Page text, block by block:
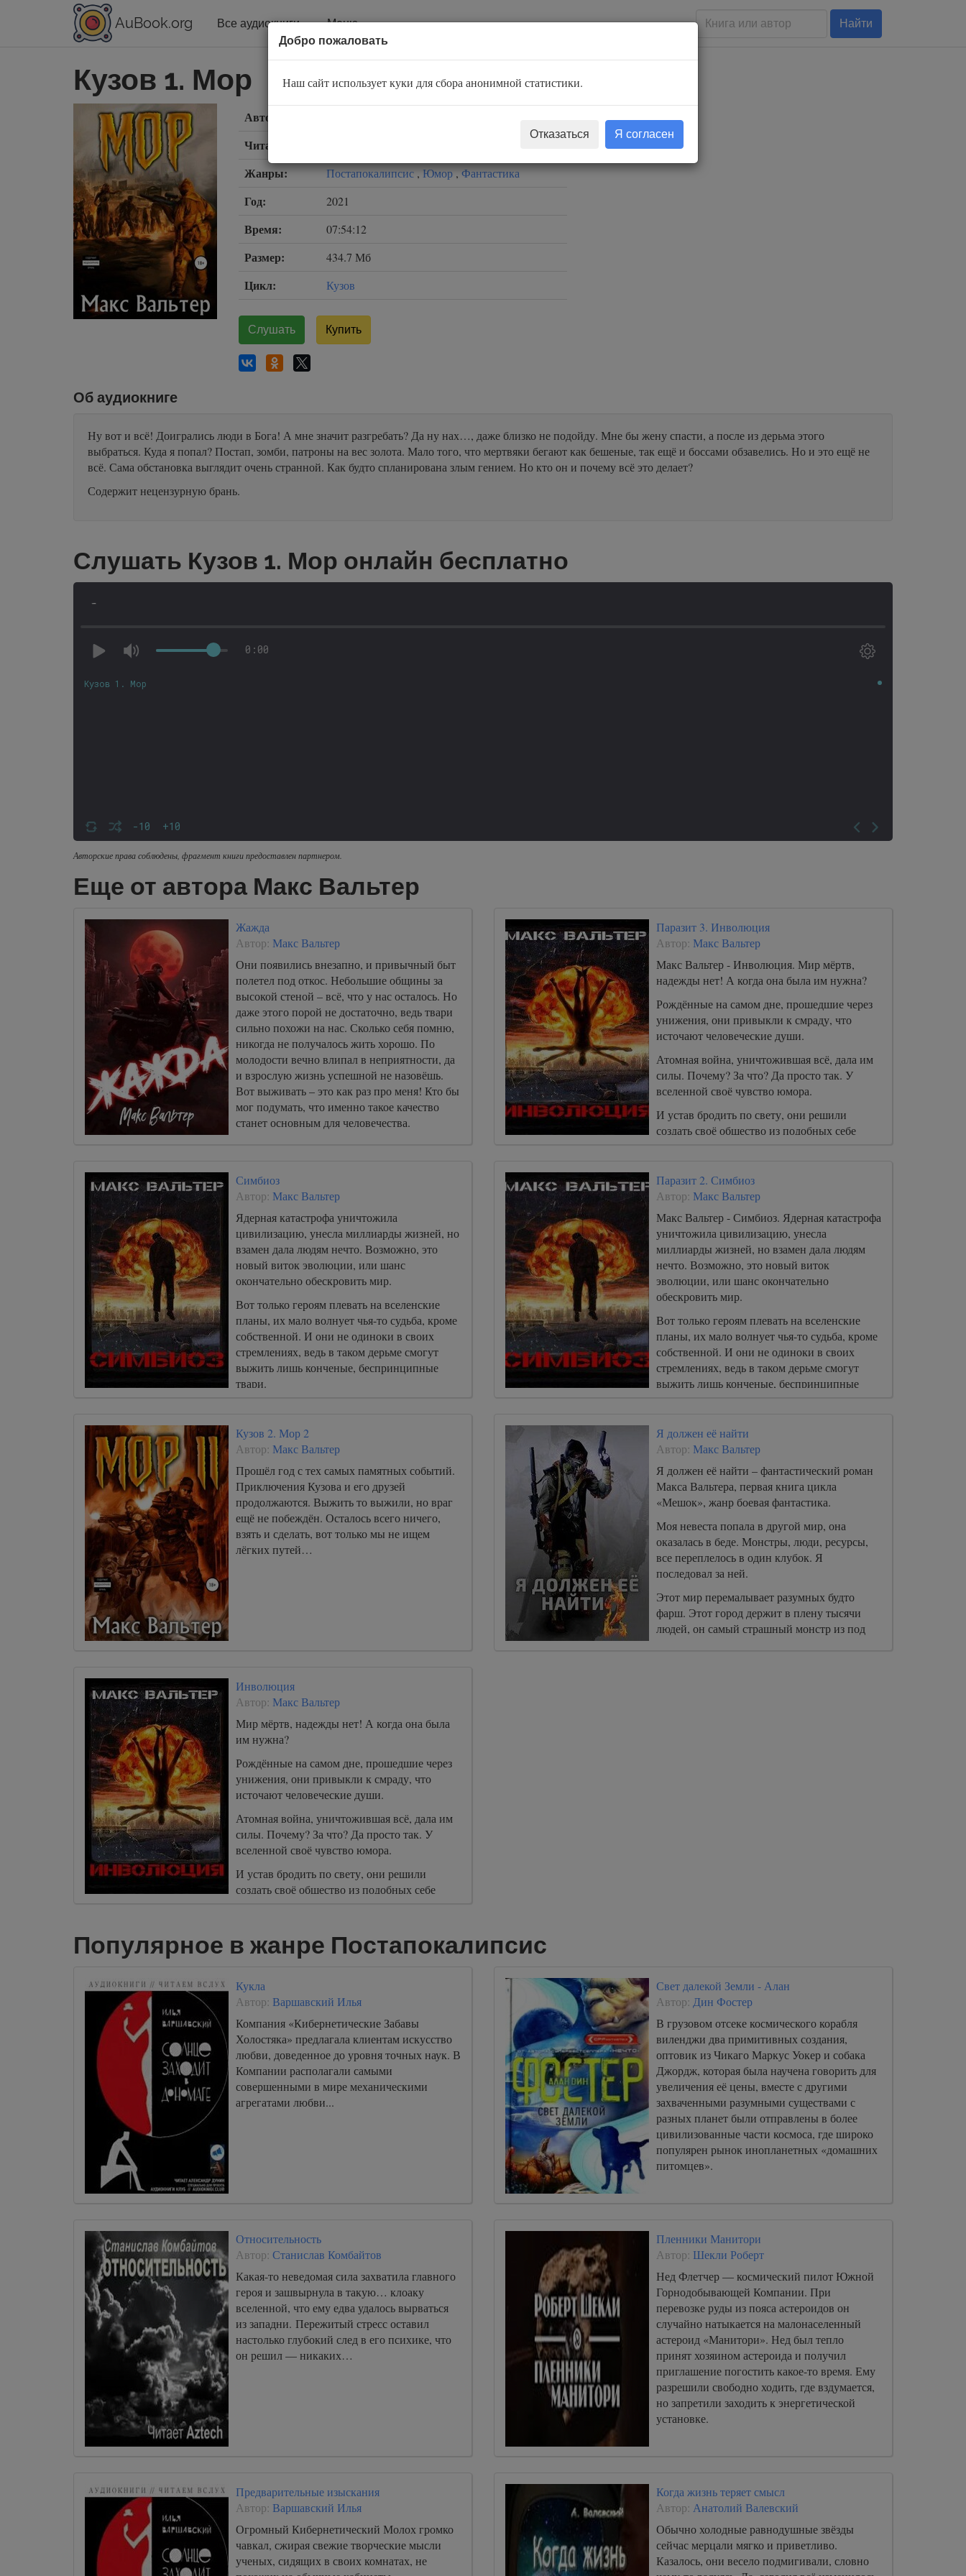
AuBook.org Все аудиокниги Меню Найти
Кузов 1. Мор
Автор:
Читает:
Жанры: Постапокалипсис,Юмор,Фантастика
Год: 2021
Время: 07:54:12
Размер: 434.7 Мб
Цикл: Кузов
Слушать Купить
Об аудиокниге
Ну вот и всё! Доигрались люди в Бога! А мне значит разгребать? Да ну нах…, даже близко не подойду. Мне бы жену спасти, а после из дерьма этого
выбраться. Куда я попал? Постап, зомби, патроны на вес золота. Мало того, что мертвяки бегают как бешеные, так ещё и боссами обзавелись. Но и это ещё не
всё. Сама обстановка выглядит очень странной. Как будто спланирована злым гением. Но кто он и почему всё это делает?
Содержит нецензурную брань.
Слушать Кузов 1. Мор онлайн бесплатно
-
0:00
-10 +10
Кузов 1. Мор
Авторские права соблюдены, фрагмент книги предоставлен партнером.
Еще от автора Макс Вальтер
Жажда
Автор: Макс Вальтер
Они появились внезапно, и привычный быт
полетел под откос. Небольшие общины за
высокой стеной – всё, что у нас осталось. Но
даже этого порой не достаточно, ведь твари
сильно похожи на нас. Сколько себя помню,
никогда не получалось жить хорошо. По
молодости вечно влипал в неприятности, да
и взрослую жизнь успешной не назовёшь.
Вот выживать – это как раз про меня! Кто бы
мог подумать, что именно такое качество
станет основным для человечества.
Паразит 3. Инволюция
Автор: Макс Вальтер
Макс Вальтер - Инволюция. Мир мёртв,
надежды нет! А когда она была им нужна?
Рождённые на самом дне, прошедшие через
унижения, они привыкли к смраду, что
источают человеческие души.
Атомная война, уничтожившая всё, дала им
силы. Почему? За что? Да просто так. У
вселенной своё чувство юмора.
И устав бродить по свету, они решили
создать своё общество из подобных себе
Симбиоз
Автор: Макс Вальтер
Ядерная катастрофа уничтожила
цивилизацию, унесла миллиарды жизней, но
взамен дала людям нечто. Возможно, это
новый виток эволюции, или шанс
окончательно обескровить мир.
Вот только героям плевать на вселенские
планы, их мало волнует чья-то судьба, кроме
собственной. И они не одиноки в своих
стремлениях, ведь в таком дерьме смогут
выжить лишь конченые, беспринципные
твари.
Паразит 2. Симбиоз
Автор: Макс Вальтер
Макс Вальтер - Симбиоз. Ядерная катастрофа
уничтожила цивилизацию, унесла
миллиарды жизней, но взамен дала людям
нечто. Возможно, это новый виток
эволюции, или шанс окончательно
обескровить мир.
Вот только героям плевать на вселенские
планы, их мало волнует чья-то судьба, кроме
собственной. И они не одиноки в своих
стремлениях, ведь в таком дерьме смогут
выжить лишь конченые, беспринципные
Кузов 2. Мор 2
Автор: Макс Вальтер
Прошёл год с тех самых памятных событий.
Приключения Кузова и его друзей
продолжаются. Выжить то выжили, но враг
ещё не побеждён. Осталось всего ничего,
взять и сделать, вот только мы не ищем
лёгких путей…
Я должен её найти
Автор: Макс Вальтер
Я должен её найти – фантастический роман
Макса Вальтера, первая книга цикла
«Мешок», жанр боевая фантастика.
Моя невеста попала в другой мир, она
оказалась в беде. Монстры, люди, ресурсы,
все переплелось в один клубок. Я
последовал за ней.
Этот мир перемалывает разумных будто
фарш. Этот город держит в плену тысячи
людей, он самый страшный монстр из под
Инволюция
Автор: Макс Вальтер
Мир мёртв, надежды нет! А когда она была
им нужна?
Рождённые на самом дне, прошедшие через
унижения, они привыкли к смраду, что
источают человеческие души.
Атомная война, уничтожившая всё, дала им
силы. Почему? За что? Да просто так. У
вселенной своё чувство юмора.
И устав бродить по свету, они решили
создать своё общество из подобных себе
Популярное в жанре Постапокалипсис
Кукла
Автор: Варшавский Илья
Компания «Кибернетические Забавы
Холостяка» предлагала клиентам искусство
любви, доведенное до уровня точных наук. В
Компании располагали самыми
совершенными в мире механическими
агрегатами любви...
Свет далекой Земли - Алан
Автор: Дин Фостер
В грузовом отсеке космического корабля
виленджи два примитивных создания,
оптовик из Чикаго Маркус Уокер и собака
Джордж, которая была научена говорить для
увеличения её цены, вместе с другими
захваченными разумными существами с
разных планет были отправлены в более
цивилизованные части космоса, где широко
популярен рынок инопланетных «домашних
питомцев».
Относительность
Автор: Станислав Комбайтов
Какая-то неведомая сила захватила главного
героя и зашвырнула в такую… клоаку
вселенной, что ему едва удалось вырваться
из западни. Пережитый стресс оставил
настолько глубокий след в его психике, что
он решил — никаких…
Пленники Манитори
Автор: Шекли Роберт
Нед Флетчер — космический пилот Южной
Горнодобывающей Компании. При
перевозке руды из пояса астероидов он
случайно натыкается на малонаселенный
астероид «Манитори». Нед был тепло
принят хозяином астероида и получил
приглашение погостить какое-то время. Ему
разрешили свободно ходить, где вздумается,
но запретили заходить к энергетической
установке.
Предварительные изыскания
Автор: Варшавский Илья
Огромный Кибернетический Молох громко
чавкал, сжирая свежие творческие мысли
ученых, сидящих в своих комнатах, не
Когда жизнь теряет смысл
Автор: Анатолий Валевский
Обычно холодные равнодушные звёзды
сейчас мерцали мягко и приветливо.
Казалось, они весело подмигивали, словно
Добро пожаловать
Наш сайт использует куки для сбора анонимной статистики.
Отказаться Я согласен